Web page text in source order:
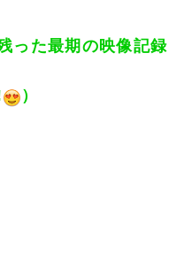
った最期の映像記録
）